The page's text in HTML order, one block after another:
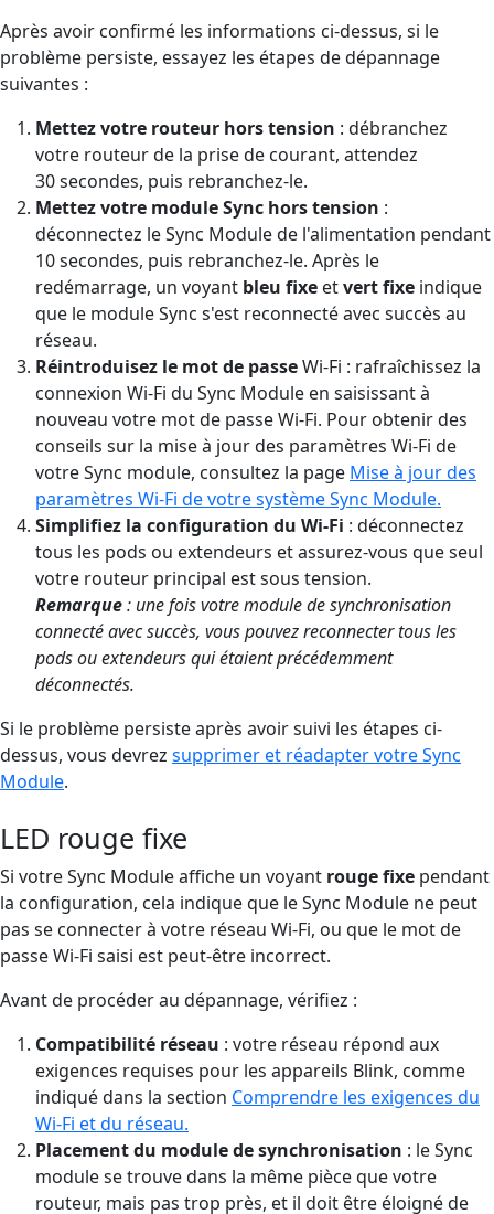
Après avoir confirmé les informations ci-dessus, si le
problème persiste, essayez les étapes de dépannage
suivantes :
Mettez votre routeur hors tension : débranchez
votre routeur de la prise de courant, attendez
30 secondes, puis rebranchez-le.
Mettez votre module Sync hors tension :
déconnectez le Sync Module de l'alimentation pendant
10 secondes, puis rebranchez-le. Après le
redémarrage, un voyant bleu fixe etvert fixe indique
que le module Sync s'est reconnecté avec succès au
réseau.
Réintroduisez le mot de passeWi-Fi : rafraîchissez la
connexion Wi-Fi du Sync Module en saisissant à
nouveau votre mot de passe Wi-Fi. Pour obtenir des
conseils sur la mise à jour des paramètres Wi-Fi de
votre Sync module, consultez la page Mise à jour des
paramètres Wi-Fi de votre système Sync Module.
Simplifiez la configuration du Wi-Fi : déconnectez
tous les pods ou extendeurs et assurez-vous que seul
votre routeur principal est sous tension.
Remarque: une fois votre module de synchronisation
connecté avec succès, vous pouvez reconnecter tous les
pods ou extendeurs qui étaient précédemment
déconnectés.
Si le problème persiste après avoir suivi les étapes ci-
dessus, vous devrez supprimer et réadapter votre Sync
Module.
LED rouge fixe
Si votre Sync Module affiche un voyant rouge fixe pendant
la configuration, cela indique que le Sync Module ne peut
pas se connecter à votre réseau Wi-Fi, ou que le mot de
passe Wi-Fi saisi est peut-être incorrect.
Avant de procéder au dépannage, vérifiez :
Compatibilité réseau : votre réseau répond aux
exigences requises pour les appareils Blink, comme
indiqué dans la section Comprendre les exigences du
Wi-Fi et du réseau.
Placement du module de synchronisation : le Sync
module se trouve dans la même pièce que votre
routeur, mais pas trop près, et il doit être éloigné de